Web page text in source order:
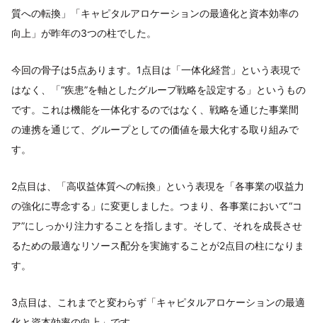
質への転換」「キャピタルアロケーションの最適化と資本効率の
向上」が昨年の3つの柱でした。
今回の骨子は5点あります。1点目は「一体化経営」という表現で
はなく、「“疾患”を軸としたグループ戦略を設定する」というもの
です。これは機能を一体化するのではなく、戦略を通じた事業間
の連携を通じて、グループとしての価値を最大化する取り組みで
す。
2点目は、「高収益体質への転換」という表現を「各事業の収益力
の強化に専念する」に変更しました。つまり、各事業において“コ
ア”にしっかり注力することを指します。そして、それを成長させ
るための最適なリソース配分を実施することが2点目の柱になりま
す。
3点目は、これまでと変わらず「キャピタルアロケーションの最適